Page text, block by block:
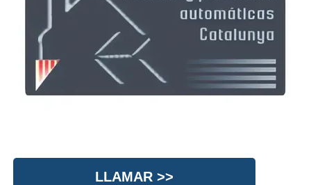
LLAMAR >>